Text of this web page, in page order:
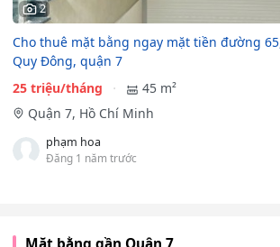
2
Cho thuê mặt bằng ngay mặt tiền đường
Quy Đông, quận 7
25 triệu/tháng
45 m²
Quận 7, Hồ Chí Minh
phạm hoa
Đăng 1 năm trước